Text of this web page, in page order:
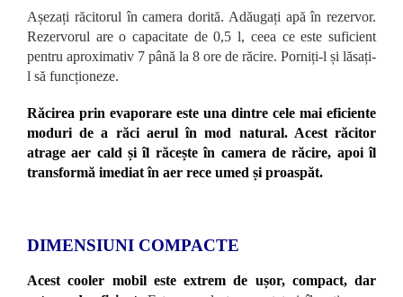
Așezați răcitorul în camera dorită. Adăugați apă în rezervor.
Rezervorul are o capacitate de 0,5 l, ceea ce este suficient
pentru aproximativ 7 până la 8 ore de răcire. Porniți-l și lăsați-
l să funcționeze.
Răcirea prin evaporare este una dintre cele mai eficiente
moduri de a răci aerul în mod natural. Acest răcitor
atrage aer cald și îl răcește în camera de răcire, apoi îl
transformă imediat în aer rece umed și proaspăt.
DIMENSIUNI COMPACTE
Acest cooler mobil este extrem de ușor, compact, dar